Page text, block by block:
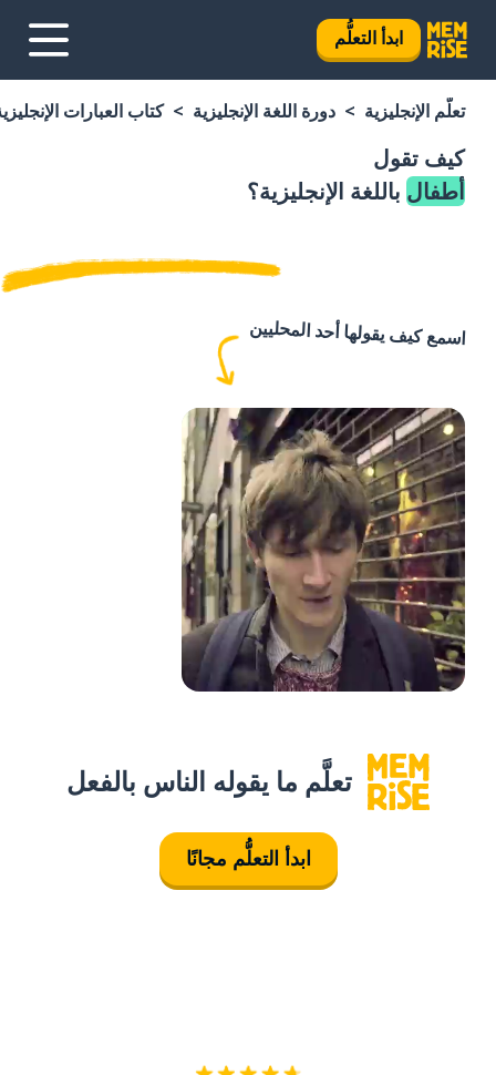
ابدأ التعلُّم
تعلَّم الإنجليزية دورة اللغة الإنجليزية كتاب العبارات
كيف تقول
أطفال باللغة الإنجليزية؟
اسمع كيف يقولها أحد المحليين
تعلَّم ما يقوله الناس بالفعل
ابدأ التعلُّم مجانًا